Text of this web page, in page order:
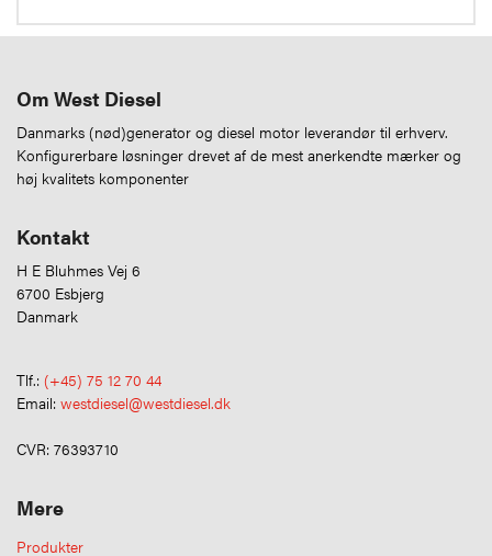
Om West Diesel
Danmarks (nød)generator og diesel motor leverandør til erhverv.
Konfigurerbare løsninger drevet af de mest anerkendte mærker og
høj kvalitets komponenter
Kontakt
H E Bluhmes Vej 6
6700 Esbjerg
Danmark
Tlf.: (+45) 75 12 70 44
Email: westdiesel@westdiesel.dk
CVR: 76393710
Mere
Produkter